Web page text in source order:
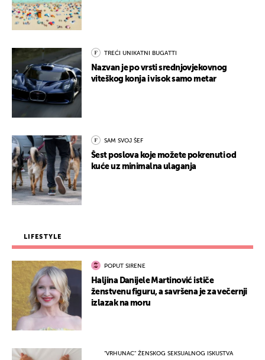
TREĆI UNIKATNI BUGATTI
Nazvan je po vrsti srednjovjekovnog
viteškog konja i visok samo metar
SAM SVOJ ŠEF
Šest poslova koje možete pokrenuti od
kuće uz minimalna ulaganja
LIFESTYLE
POPUT SIRENE
Haljina Danijele Martinović ističe
ženstvenu figuru, a savršena je za večernji
izlazak na moru
"VRHUNAC" ŽENSKOG SEKSUALNOG ISKUSTVA